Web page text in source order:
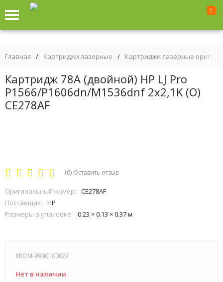
0
Главная / Картриджи лазерные / Картриджи лазерные
Картридж 78А (двойной) HP LJ Pro
P1566/P1606dn/M1536dnf 2х2,1K (O)
CE278AF
(0) Оставить отзыв
Оригинальный номер:
CE278AF
Поставщик:
HP
Размеры в упаковке:
0.23 × 0.13 × 0.37 м
KROM-9990100027
Нет в наличии